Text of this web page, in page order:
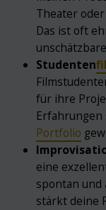
Theater
Das ist oft
Studenten
für ihre
Portfolio
eine
spontan und
stärkt deine